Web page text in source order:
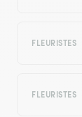
FLEURISTES
FLEURISTES